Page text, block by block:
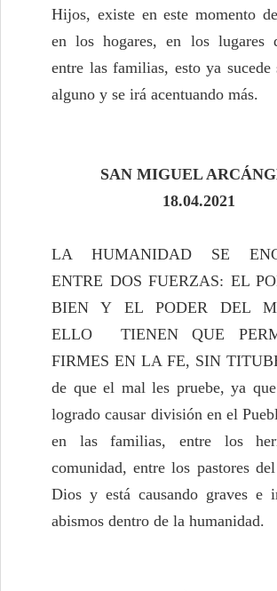
Hijos, existe en este momento
en los hogares, en los lugares
entre las familias, esto ya
alguno y se irá acentuando más.
SAN MIGUEL
18.04.2021
LA HUMANIDAD SE
ENTRE DOS FUERZAS: EL
BIEN Y EL PODER DEL
ELLO TIENEN QUE
FIRMES EN LA FE, SIN
de que el mal les pruebe, ya
logrado causar división en el
en las familias, entre los
comunidad, entre los pastores
Dios y está causando graves e
abismos dentro de la humanidad.